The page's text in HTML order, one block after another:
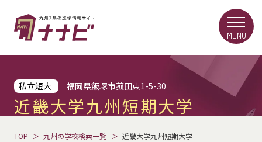
私立短大 福岡県飯塚市菰田東1-5-30
近畿大学九州短期大学
TOP 九州の学校検索一覧 近畿大学九州短期大学
MENU